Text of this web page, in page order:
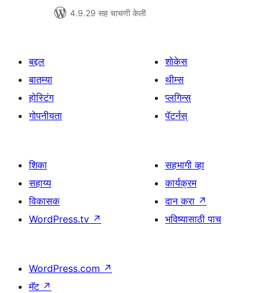
4.9.29 सह चाचणी केली
बद्दल
बातम्या
होस्टिंग
गोपनीयता
शोकेस
थीम्स
प्लगिन्स
पॅटर्नस्
शिका
सहाय्य
विकासक
WordPress.tv ↗
सहभागी व्हा
कार्यक्रम
दान करा ↗
भविष्यासाठी पाच
WordPress.com ↗
मॅट ↗